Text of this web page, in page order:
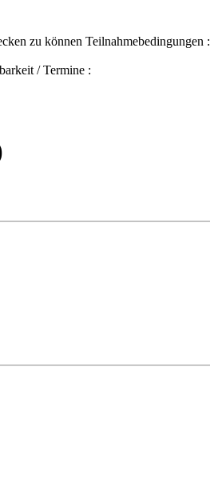
zu können Teilnahmebedingungen :
/ Termine :